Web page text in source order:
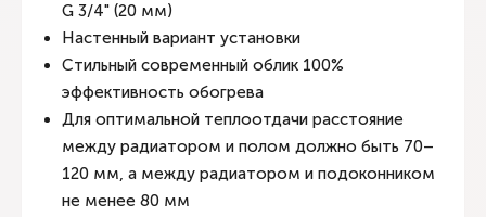
G 3/4" (20 мм)
Настенный вариант установки
Стильный современный облик 100%
эффективность обогрева
Для оптимальной теплоотдачи расстояние
между радиатором и полом должно быть 70–
120 мм, а между радиатором и подоконником
не менее 80 мм